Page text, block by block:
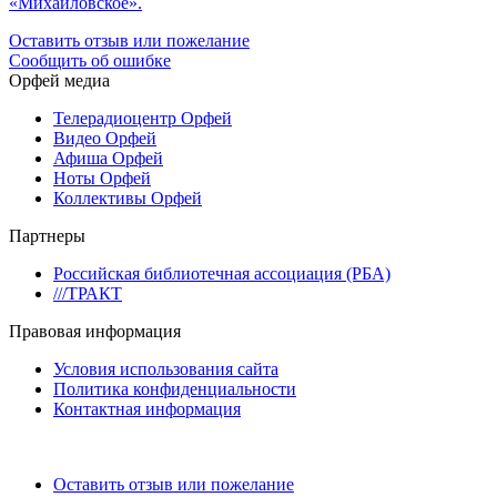
Оставить отзыв или пожелание
Сообщить об ошибке
Орфей медиа
Телерадиоцентр Орфей
Видео Орфей
Афиша Орфей
Ноты Орфей
Коллективы Орфей
Партнеры
Российская библиотечная ассоциация (РБА)
///ТРАКТ
Правовая информация
Условия использования сайта
Политика конфиденциальности
Контактная информация
Оставить отзыв или пожелание